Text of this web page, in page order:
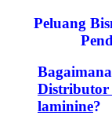
Peluang
Distributor
laminine?